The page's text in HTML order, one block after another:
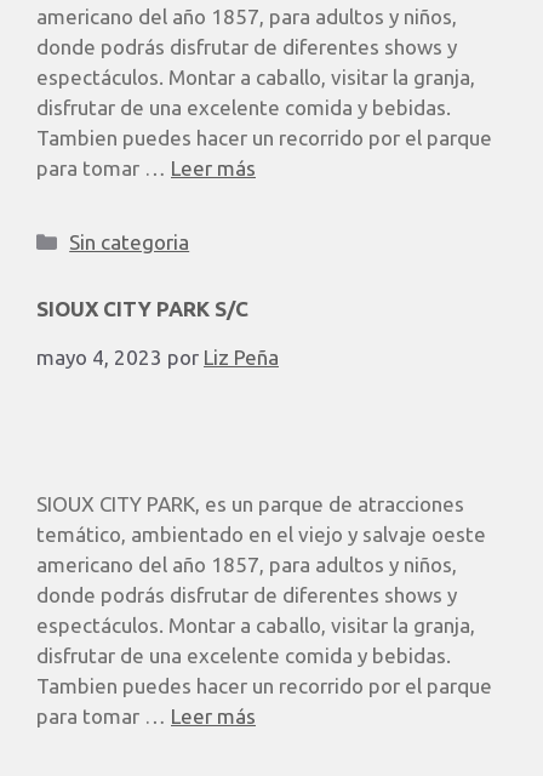
americano del año 1857, para adultos y niños,
donde podrás disfrutar de diferentes shows y
espectáculos. Montar a caballo, visitar la granja,
disfrutar de una excelente comida y bebidas.
Tambien puedes hacer un recorrido por el parque
para tomar … Leer más
Sin categoria
SIOUX CITY PARK S/C
mayo 4, 2023 por Liz Peña
SIOUX CITY PARK, es un parque de atracciones
temático, ambientado en el viejo y salvaje oeste
americano del año 1857, para adultos y niños,
donde podrás disfrutar de diferentes shows y
espectáculos. Montar a caballo, visitar la granja,
disfrutar de una excelente comida y bebidas.
Tambien puedes hacer un recorrido por el parque
para tomar … Leer más